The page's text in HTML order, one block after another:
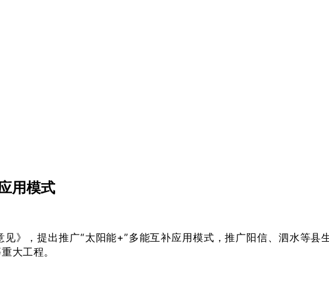
用模式
》，提出推广“太阳能+”多能互补应用模式，推广阳信、泗水等县
大工程。